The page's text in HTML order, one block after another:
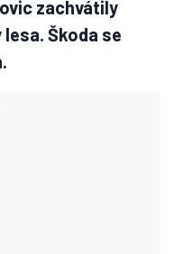
zachvátily
Škoda se